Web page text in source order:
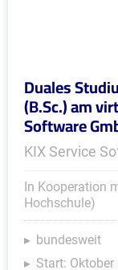
Duales
(B.Sc.) am
Software
KIX Service
In Kooperation
Hochschule)
bundesweit
Start: Oktober